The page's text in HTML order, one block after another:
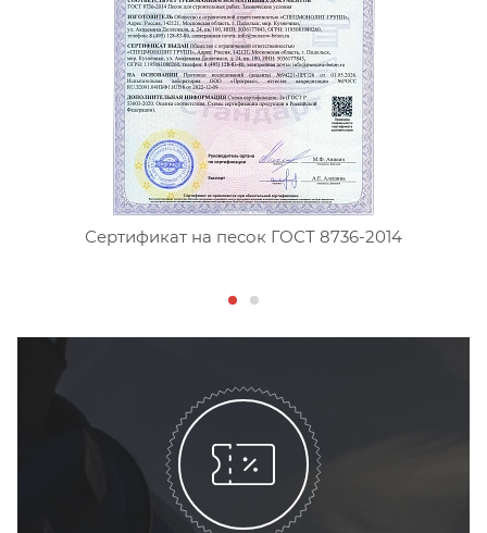
Сертификат на песок ГОСТ 8736-2014